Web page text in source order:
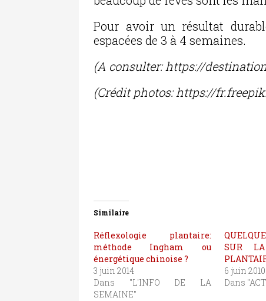
Pour avoir un résultat
espacées de 3 à 4 semaines.
(A consulter: https://
(Crédit photos: https://
Similaire
Réflexologie plantaire:
méthode Ingham ou
énergétique chinoise ?
3 juin 2014
Dans "L'INFO DE LA
SEMAINE"
SUR LA
6 juin 2010
Dans